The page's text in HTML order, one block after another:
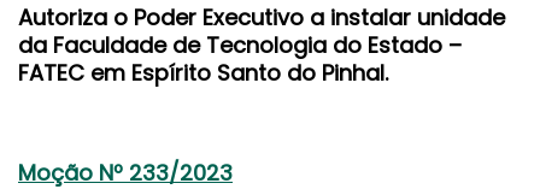
Autoriza o Poder Executivo a instalar unidade
da Faculdade de Tecnologia do Estado –
FATEC em Espírito Santo do Pinhal.
Moção Nº 233/2023